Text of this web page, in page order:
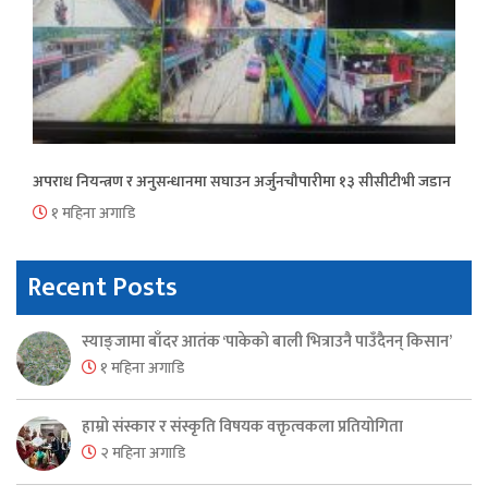
अपराध नियन्त्रण र अनुसन्धानमा सघाउन अर्जुनचौपारीमा १३ सीसीटीभी जडान
१ महिना अगाडि
Recent Posts
स्याङ्जामा बाँदर आतंक ‘पाकेको बाली भित्राउनै पाउँदैनन् किसान’
१ महिना अगाडि
हाम्रो संस्कार र संस्कृति विषयक वक्तृत्वकला प्रतियोगिता
२ महिना अगाडि